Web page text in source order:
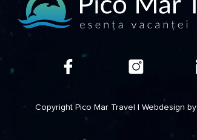
Copyright Pico Mar Travel | Webdesign by